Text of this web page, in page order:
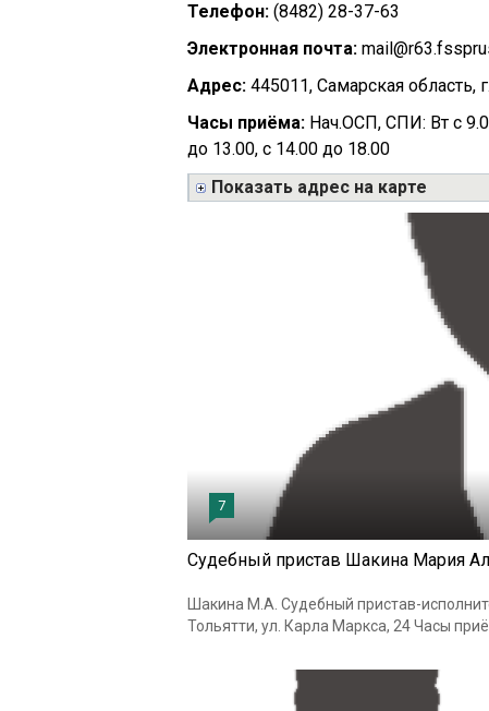
Телефон: (8482) 28-37-63
Электронная почта:
Адрес: 445011, Самарская область,
Часы приёма: Нач.ОСП, СПИ: Вт с
до 13.00, с 14.00 до 18.00
Показать адрес на карте
7
Судебный пристав Шакина Мария
Шакина М.А. Судебный пристав-
Тольятти, ул. Карла Маркса, 24 Часы